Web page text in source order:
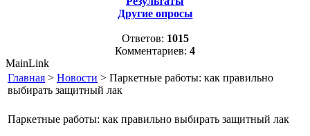
Другие опросы
Ответов: 1015
Комментариев: 4
MainLink
Главная > Новости > Паркетные работы: как правильно
выбирать защитный лак
Паркетные работы: как правильно выбирать защитный лак